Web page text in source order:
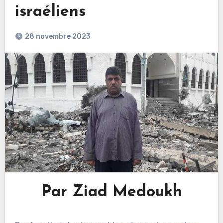
israéliens
28 novembre 2023
Par Ziad Medoukh